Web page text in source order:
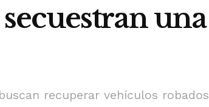
una
recuperar vehículos robados